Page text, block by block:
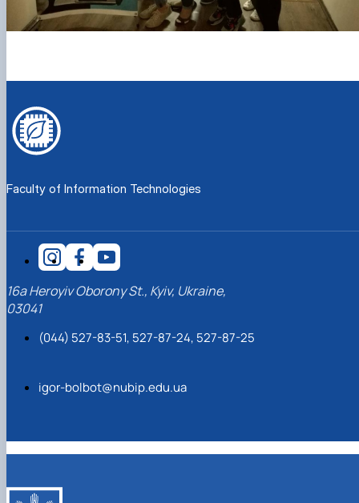
Faculty of Information Technologies
16a Heroyiv Oborony St., Kyiv, Ukraine,
03041
(044) 527-83-51, 527-87-24, 527-87-25
igor-bolbot@nubip.edu.ua